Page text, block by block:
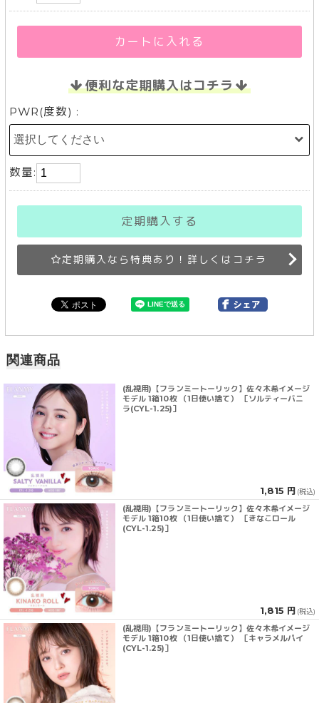
カートに入れる
便利な定期購入はコチラ
PWR(度数) :
数量:
定期購入する
定期購入なら特典あり！詳しくはコチラ
関連商品
(乱視用)【フランミートーリック】佐々木希イメージ
モデル 1箱10枚 （1日使い捨て） ［ソルティーバニ
ラ(CYL-1.25)］
1,815 円 (税込)
(乱視用)【フランミートーリック】佐々木希イメージ
モデル 1箱10枚 （1日使い捨て） ［きなこロール
(CYL-1.25)］
1,815 円 (税込)
(乱視用)【フランミートーリック】佐々木希イメージ
モデル 1箱10枚 （1日使い捨て） ［キャラメルパイ
(CYL-1.25)］